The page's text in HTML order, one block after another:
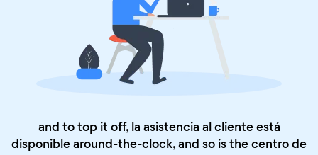
and to top it off, la asistencia al cliente está
disponible around-the-clock, and so is thecentro de